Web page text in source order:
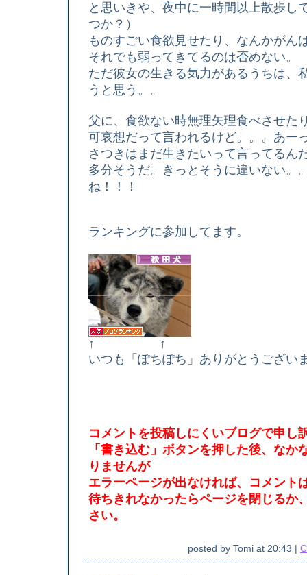
と思いきや、夜中に一時間以上散歩し
つか？）
ものすごい食欲見せたり、なんかがん
それでも弱ってきてるのは否めない。
ただ彼女の生きる気力があるうちは、
うと思う。。
父に、食欲ない時無理矢理食べさせた
可哀想だって言われるけど。。。あー
さつきはまだ生きたいって言ってるん
多分そうだ。きっとそうに違いない。
ね！！！
ランキングに参加してます。
↑ ↑
いつも「ぽちぽち」ありがとうござい
コメントを投稿しにくいブログで申し
「書き込む」ボタンを押した後、なか
りませんが
エラーページが出なければ、コメント
待ちきれなかったらページを閉じるか
さい。
posted by Tomi at 20:43 |